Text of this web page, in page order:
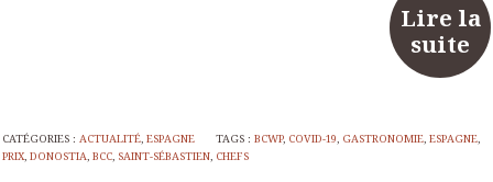
Lire la
suite
CATÉGORIES : ACTUALITÉ, ESPAGNE TAGS :BCWP, COVID-19, GASTRONOMIE,ESPAGNE,
PRIX, DONOSTIA, BCC, SAINT-SÉBASTIEN, CHEFS